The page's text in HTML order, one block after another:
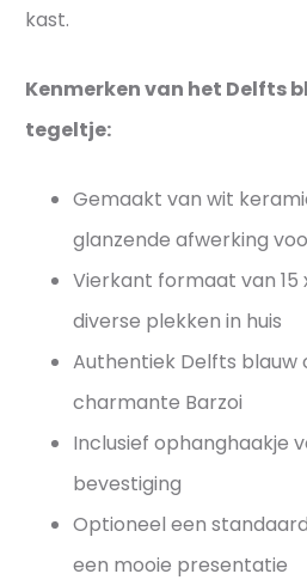
kast.
Kenmerken van het Delfts
tegeltje:
Gemaakt van wit
glanzende afwerking
Vierkant formaat van 15
diverse plekken in huis
Authentiek Delfts
charmante Barzoi
Inclusief ophanghaakje
bevestiging
Optioneel een
een mooie presentatie